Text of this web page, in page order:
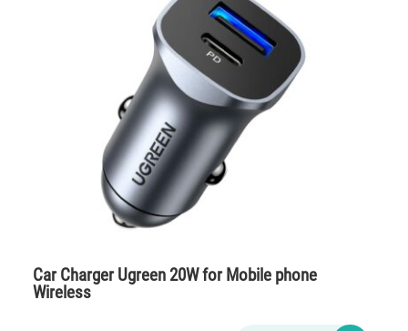
Car Charger Ugreen 20W for Mobile phone
Wireless